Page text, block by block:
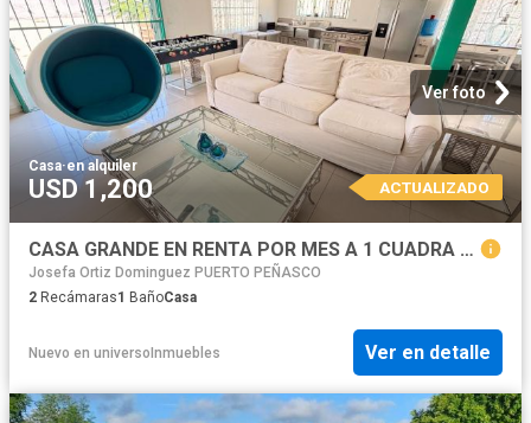
Ver foto
Casa·en alquiler
USD 1,200 ACTUALIZADO
CASA GRANDE EN RENTA POR MES A 1 CUADRA DE LA PLAYA BONITA PUERTO PENASCO
Josefa Ortiz Dominguez PUERTO PEÑASCO
2 Recámaras1 BañoCasa
Nuevo en universoInmuebles Ver en detalle